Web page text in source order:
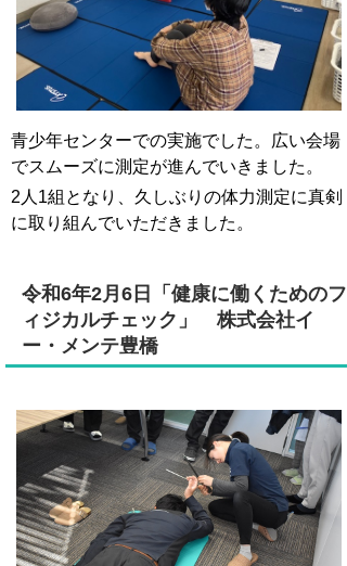
青少年センターでの実施でした。広い会場
でスムーズに測定が進んでいきました。
2人1組となり、久しぶりの体力測定に真剣
に取り組んでいただきました。
令和6年2月6日「健康に働くためのフ
ィジカルチェック」 株式会社イ
ー・メンテ豊橋